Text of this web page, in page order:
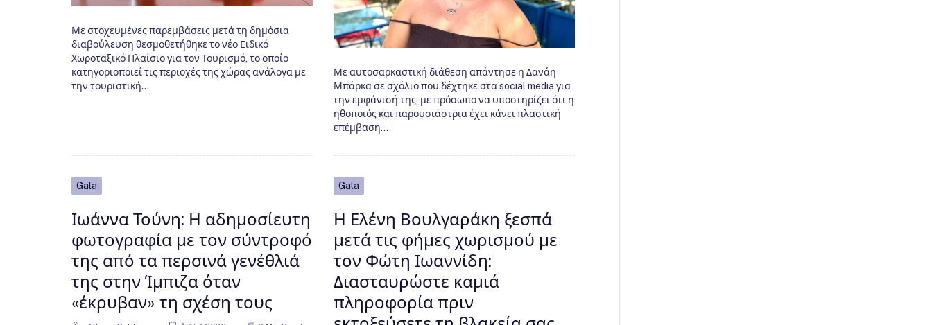
Με στοχευμένες παρεμβάσεις μετά τη δημόσια
διαβούλευση θεσμοθετήθηκε το νέο Ειδικό
Χωροταξικό Πλαίσιο για τον Τουρισμό, το οποίο
κατηγοριοποιεί τις περιοχές της χώρας ανάλογα με
την τουριστική…
Με αυτοσαρκαστική διάθεση απάντησε η Δανάη
Μπάρκα σε σχόλιο που δέχτηκε στα social media για
την εμφάνισή της, με πρόσωπο να υποστηρίζει ότι η
ηθοποιός και παρουσιάστρια έχει κάνει πλαστική
επέμβαση.…
Gala
Ιωάννα Τούνη: Η αδημοσίευτη
φωτογραφία με τον σύντροφό
της από τα περσινά γενέθλιά
της στην Ίμπιζα όταν
«έκρυβαν» τη σχέση τους
Gala
Η Ελένη Βουλγαράκη ξεσπά
μετά τις φήμες χωρισμού με
τον Φώτη Ιωαννίδη:
Διασταυρώστε καμιά
πληροφορία πριν